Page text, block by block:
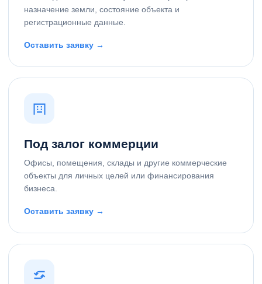
назначение земли, состояние объекта и
регистрационные данные.
Оставить заявку →
Под залог коммерции
Офисы, помещения, склады и другие коммерческие
объекты для личных целей или финансирования
бизнеса.
Оставить заявку →